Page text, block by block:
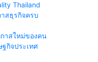
Thailand
สธุรกิจครบ
าสใหม่ของคน
กิจประเทศ